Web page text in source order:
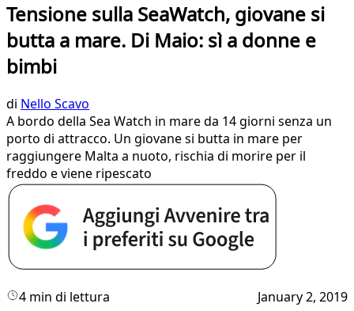
Tensione sulla SeaWatch, giovane si
butta a mare. Di Maio: sì a donne e
bimbi
di Nello Scavo
A bordo della Sea Watch in mare da 14 giorni senza un
porto di attracco. Un giovane si butta in mare per
raggiungere Malta a nuoto, rischia di morire per il
freddo e viene ripescato
4 min di lettura January 2, 2019